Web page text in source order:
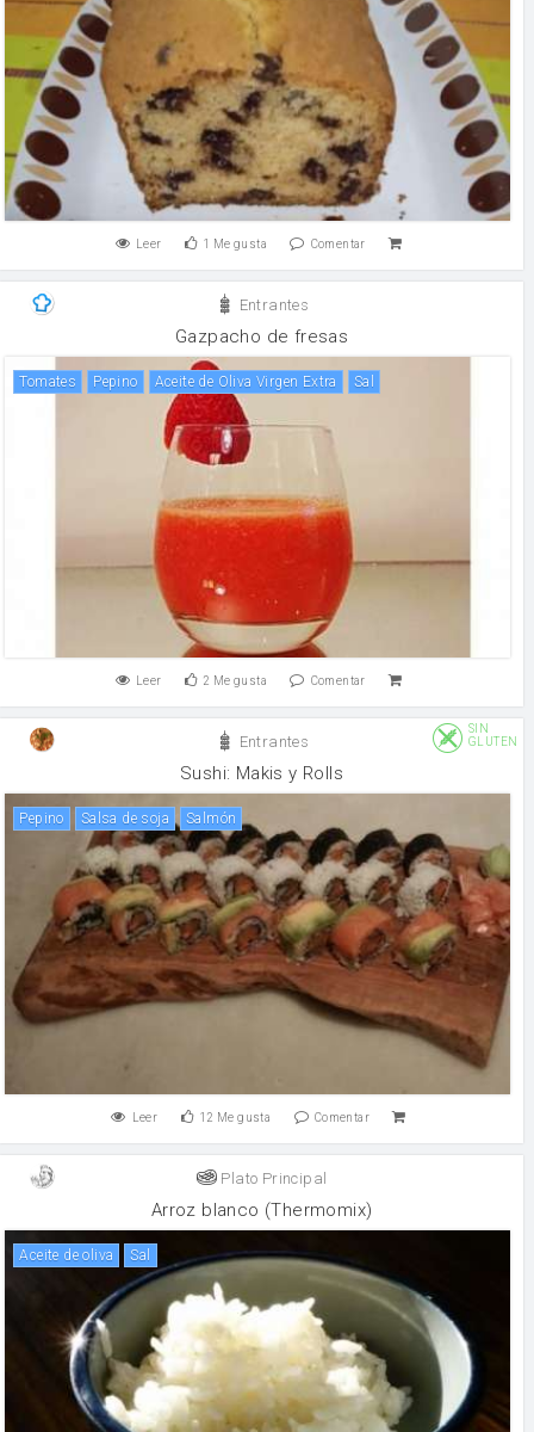
Leer 1 Me gusta Comentar
Entrantes
Gazpacho de fresas
Tomates pepino Aceite de Oliva Virgen Extra sal
Leer 2 Me gusta Comentar
Entrantes
SIN
GLUTEN
Sushi: Makis y Rolls
pepino salsa de soja salmón
Leer 12 Me gusta Comentar
Plato Principal
Arroz blanco (Thermomix)
aceite de oliva sal